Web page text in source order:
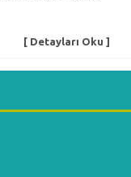
[ Detayları Oku ]